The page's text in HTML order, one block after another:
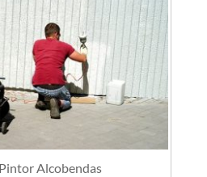
Pintor Alcobendas